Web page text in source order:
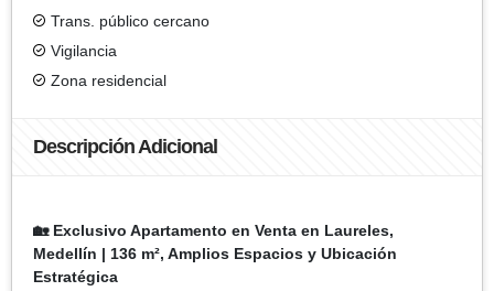
Trans. público cercano
Vigilancia
Zona residencial
Descripción Adicional
🏡 Exclusivo Apartamento en Venta en Laureles,
Medellín | 136 m², Amplios Espacios y Ubicación
Estratégica